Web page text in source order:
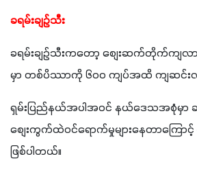
ခရမ်းချဥ်သီး
ခရမ်းချဥ်သီးကတော့ စျေးဆက်တိုက်ကျလ
မှာ တစ်ပိဿာကို ၆၀၀ ကျပ်အထိ ကျဆင်း
ရှမ်းပြည်နယ်အပါအဝင် နယ်ဒေသအစုံမှာ ခရ
စျေးကွက်ထဲဝင်ရောက်မှုများနေတာကြောင့်
ဖြစ်ပါတယ်။